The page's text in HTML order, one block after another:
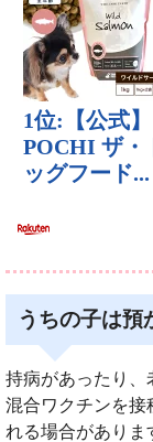
うちの子は預
持病があったり、
混合ワクチンを接
れる場合がありま